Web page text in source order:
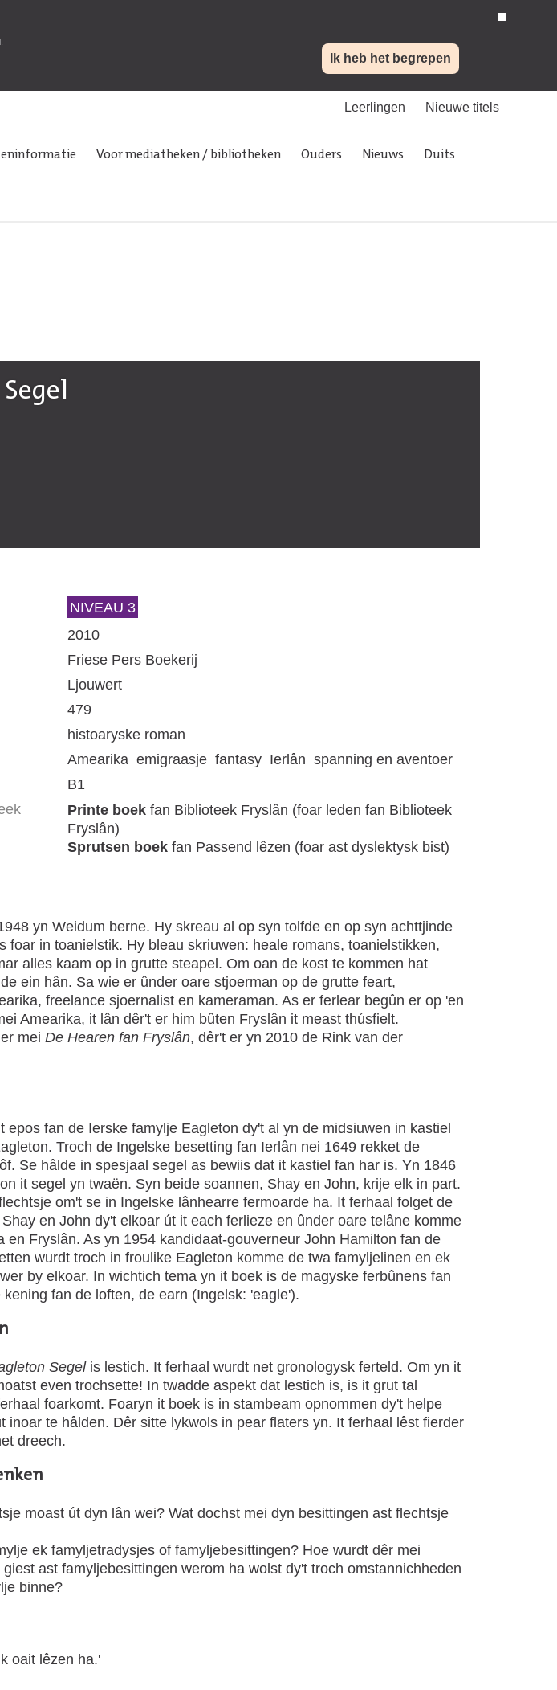
Ik heb het begrepen
Leerlingen Nieuwe titels
Voor mediatheken / bibliotheken Ouders Nieuws Duits
NIVEAU 3
2010
Friese Pers Boekerij
Ljouwert
479
histoaryske roman
Amearika emigraasje fantasy Ierlân spanning en aventoer
B1
Printe boekfan Biblioteek Fryslân (foar leden fan Biblioteek
Fryslân)
Sprutsen boekfan Passend lêzen (foar ast dyslektysk bist)
yn Weidum berne. Hy skreau al op syn tolfde en op syn achttjinde
foar in toanielstik. Hy bleau skriuwen: heale romans, toanielstikken,
alles kaam op in grutte steapel. Om oan de kost te kommen hat
ein hân. Sa wie er ûnder oare stjoerman op de grutte feart,
freelance sjoernalist en kameraman. As er ferlear begûn er op 'en
Amearika, it lân dêr't er him bûten Fryslân it meast thúsfielt.
mei De Hearen fan Fryslân, dêr't er yn 2010 de Rink van der
epos fan de Ierske famylje Eagleton dy't al yn de midsiuwen in kastiel
Troch de Ingelske besetting fan Ierlân nei 1649 rekket de
Se hâlde in spesjaal segel as bewiis dat it kastiel fan har is. Yn 1846
it segel yn twaën. Syn beide soannen, Shay en John, krije elk in part.
om't se in Ingelske lânhearre fermoarde ha. It ferhaal folget de
en John dy't elkoar út it each ferlieze en ûnder oare telâne komme
en Fryslân. As yn 1954 kandidaat-gouverneur John Hamilton fan de
wurdt troch in froulike Eagleton komme de twa famyljelinen en ek
by elkoar. In wichtich tema yn it boek is de magyske ferbûnens fan
fan de loften, de earn (Ingelsk: 'eagle').
Segelis lestich. It ferhaal wurdt net gronologysk ferteld. Om yn it
even trochsette! In twadde aspekt dat lestich is, is it grut tal
foarkomt. Foaryn it boek is in stambeam opnommen dy't helpe
inoar te hâlden. Dêr sitte lykwols in pear flaters yn. It ferhaal lêst fierder
dreech.
moast út dyn lân wei? Wat dochst mei dyn besittingen ast flechtsje
ek famyljetradysjes of famyljebesittingen? Hoe wurdt dêr mei
ast famyljebesittingen werom ha wolst dy't troch omstannichheden
binne?
oait lêzen ha.'